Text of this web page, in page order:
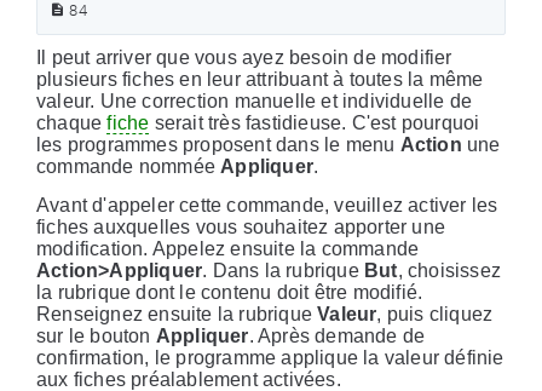
84
Il peut arriver que vous ayez besoin de modifier
plusieurs fiches en leur attribuant à toutes la même
valeur. Une correction manuelle et individuelle de
chaquefiche serait très fastidieuse. C'est pourquoi
les programmes proposent dans le menu Action une
commande nommée Appliquer.
Avant d'appeler cette commande, veuillez activer les
fiches auxquelles vous souhaitez apporter une
modification. Appelez ensuite la commande
Action>Appliquer. Dans la rubrique But, choisissez
la rubrique dont le contenu doit être modifié.
Renseignez ensuite la rubriqueValeur, puis cliquez
sur le bouton Appliquer. Après demande de
confirmation, le programme applique la valeur définie
aux fiches préalablement activées.